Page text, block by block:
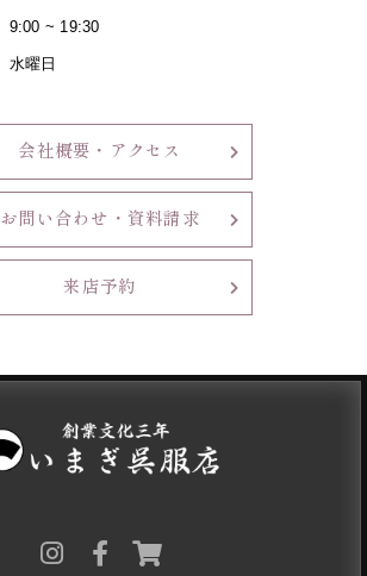
9:00 ~ 19:30
水曜日
会社概要・アクセス
お問い合わせ・資料請求
来店予約